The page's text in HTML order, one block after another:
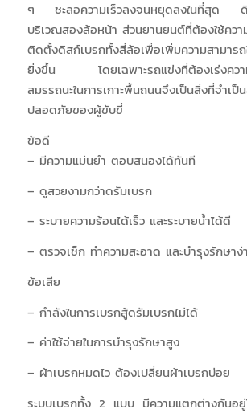
ๆ ชะลอความเร็วลงจนหยุดลงในที่สุด ดิ
บริเวณสองล้อหน้า ส่วนยานยนต์ที่ต้องใช้ควา
ติดตั้งดิสก์เบรกทั้งสี่ล้อเพื่อเพิ่มความสามารถ
ยิ่งขึ้น โดยเฉพาะรถแข่งที่ต้องเร่งความเ
สมรรถนะในการเกาะพื้นถนนจึงเป็นสิ่งที่จำเป็
ปลอดภัยของผู้ขับขี่
ข้อดี
– มีความแม่นยำ ตอบสนองได้ทันที
– ดูสวยงามกว่าดรัมเบรก
– ระบายความร้อนได้เร็ว และระบายน้ำได้ดี
– ตรวจเช็ก ทำความสะอาด และบำรุงรักษาง่
ข้อเสีย
– กำลังในการเบรกสู้ดรัมเบรกไม่ได้
– ค่าใช้จ่ายในการบำรุงรักษาสูง
– ผ้าเบรกหมดไว ต้องเปลี่ยนผ้าเบรกบ่อย
ระบบเบรกทั้ง 2 แบบ มีความแตกต่างกันอ